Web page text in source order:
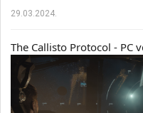
:
29.03.2024.
The Callisto Protocol - PC